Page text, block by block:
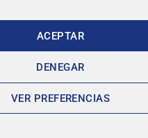
ACEPTAR
DENEGAR
VER PREFERENCIAS